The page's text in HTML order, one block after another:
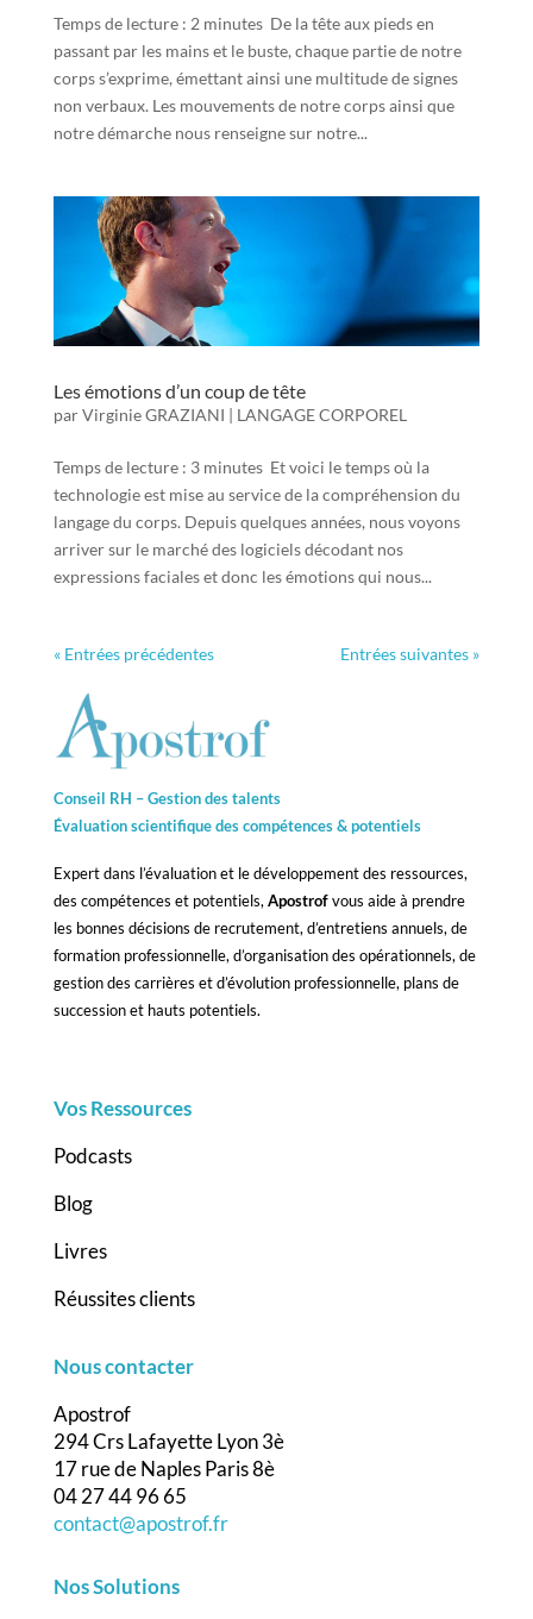
Temps de lecture : 2 minutes De la tête aux pieds en
passant par les mains et le buste, chaque partie de notre
corps s’exprime, émettant ainsi une multitude de signes
non verbaux. Les mouvements de notre corps ainsi que
notre démarche nous renseigne sur notre...
Les émotions d’un coup de tête
parVirginie GRAZIANI LANGAGE CORPOREL
Temps de lecture : 3 minutes Et voici le temps où la
technologie est mise au service de la compréhension du
langage du corps. Depuis quelques années, nous voyons
arriver sur le marché des logiciels décodant nos
expressions faciales et donc les émotions qui nous...
« Entrées précédentes Entrées suivantes »
Conseil RH – Gestion des talents
Évaluation scientifique des compétences &potentiels
Expert dans l’évaluation et le développement des ressources,
des compétences et potentiels, Apostrofvous aide à prendre
les bonnes décisions de recrutement, d’entretiens annuels, de
formation professionnelle, d’organisation des opérationnels, de
gestion des carrières et d’évolution professionnelle, plans de
succession et hauts potentiels.
Vos Ressources
Podcasts
Blog
Livres
Réussites clients
Nous contacter
Apostrof
294 Crs Lafayette Lyon 3è
17 rue de Naples Paris 8è
04 27 44 96 65
contact@apostrof.fr
Nos Solutions